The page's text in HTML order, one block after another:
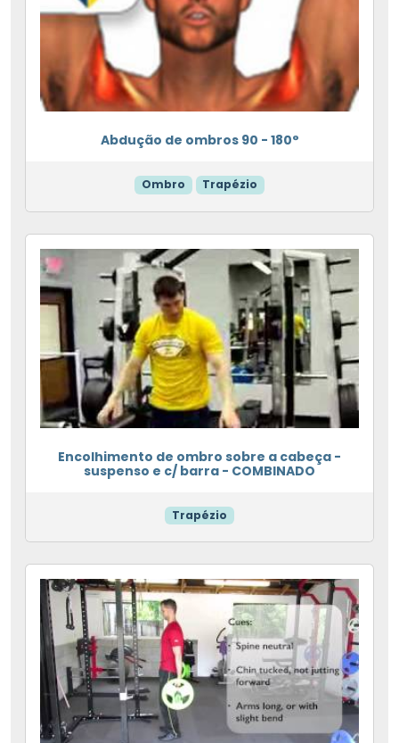
Abdução de ombros 90 - 180°
Ombro Trapézio
Encolhimento de ombro sobre a cabeça -
suspenso e c/ barra - COMBINADO
Trapézio